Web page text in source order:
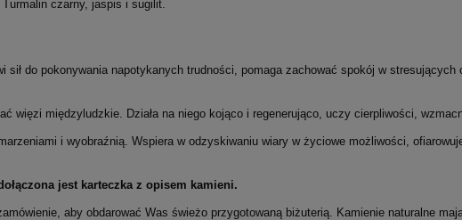
Turmalin czarny, jaspis i sugilit.
sił do pokonywania napotykanych trudności, pomaga zachować spokój w stresujących
więzi międzyludzkie. Działa na niego kojąco i regenerująco, uczy cierpliwości,
i wyobraźnią. Wspiera w odzyskiwaniu wiary w życiowe możliwości,
jest karteczka z opisem kamieni.
aby obdarować Was świeżo przygotowaną biżuterią. Kamienie naturalne